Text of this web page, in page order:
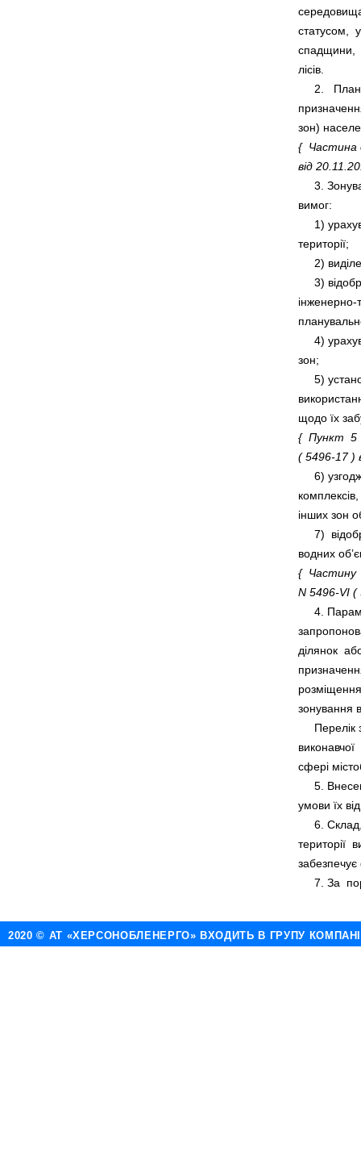
статусом,
спадщини,
2.
{  Частина
від
3.
1)
3)
інженерно-
4)
5)
{  Пункт  5
( 5496-17 )
6)
7)
{  Частину
N 5496-VI (
4.
ділянок
5.
6.
території
7.
2020 © АТ «ХЕРСОНОБЛЕНЕРГО» ВХОДИТЬ В ГРУПУ